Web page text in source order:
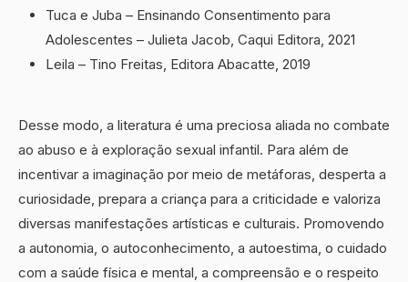
Tuca e Juba – Ensinando Consentimento para
Adolescentes – Julieta Jacob, Caqui Editora, 2021
Leila – Tino Freitas, Editora Abacatte, 2019
Desse modo, a literatura é uma preciosa aliada no combate
ao abuso e à exploração sexual infantil. Para além de
incentivar a imaginação por meio de metáforas, desperta a
curiosidade, prepara a criança para a criticidade e valoriza
diversas manifestações artísticas e culturais. Promovendo
a autonomia, o autoconhecimento, a autoestima, o cuidado
com a saúde física e mental, a compreensão e o respeito